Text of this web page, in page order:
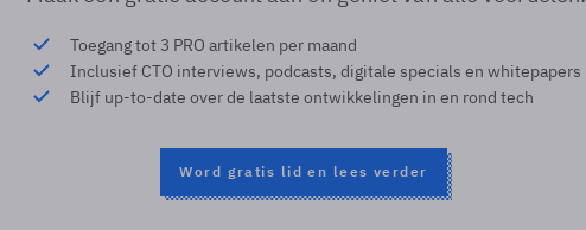
Toegang tot 3 PRO artikelen per maand
Inclusief CTO interviews, podcasts, digitale specials en whitepapers
Blijf up-to-date over de laatste ontwikkelingen in en rond tech
Word gratis lid en lees verder